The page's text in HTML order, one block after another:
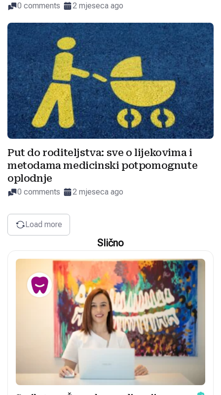
0 comments 2 mjeseca ago
Put do roditeljstva: sve o lijekovima i
metodama medicinski potpomognute
oplodnje
0 comments 2 mjeseca ago
Load more
Slično